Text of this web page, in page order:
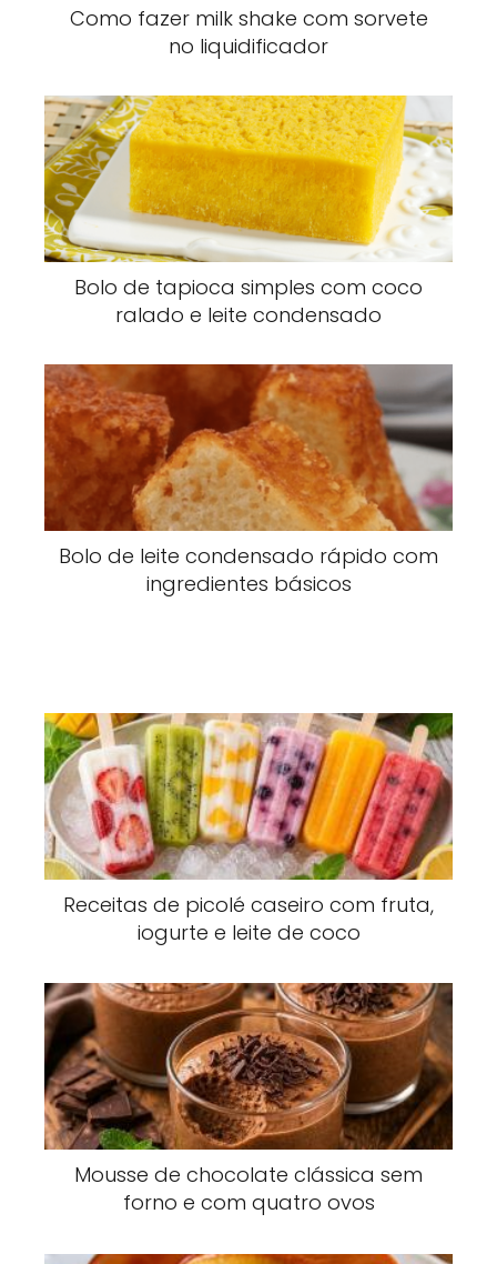
Como fazer milk shake com sorvete
no liquidificador
Bolo de tapioca simples com coco
ralado e leite condensado
Bolo de leite condensado rápido com
ingredientes básicos
Receitas de picolé caseiro com fruta,
iogurte e leite de coco
Mousse de chocolate clássica sem
forno e com quatro ovos